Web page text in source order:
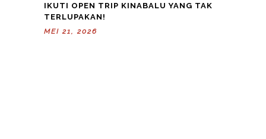
IKUTI OPEN TRIP KINABALU YANG TAK
TERLUPAKAN!
MEI 21, 2026